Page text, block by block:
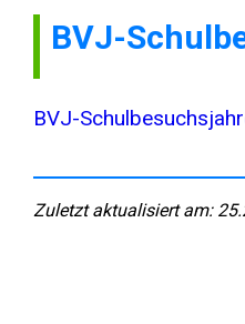
BVJ-
BVJ-
Zuletzt aktualisiert am: